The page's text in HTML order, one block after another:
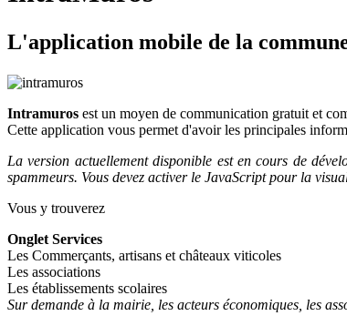
L'application mobile de la
Intramuros est un moyen de communication gratuit et
Cette application vous permet d'avoir les principales
La version actuellement disponible est en cours de
spammeurs. Vous devez activer le JavaScript pour la
Vous y trouverez
Onglet Services
Les Commerçants, artisans et châteaux viticoles
Les associations
Les établissements scolaires
Sur demande à la mairie, les acteurs économiques, les